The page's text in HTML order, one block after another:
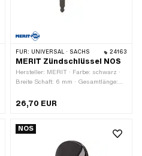
FÜR: UNIVERSAL · SACHS 24163
MERIT Zündschlüssel NOS
Hersteller: MERIT · Farbe: schwarz ·
Breite Schaft: 6 mm · Gesamtlänge:
26,70 EUR
NOS